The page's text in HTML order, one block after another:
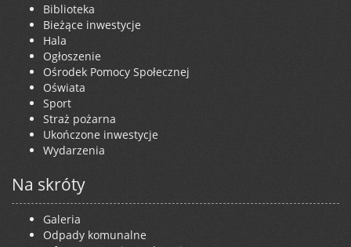
Biblioteka
Bieżące inwestycje
Hala
Ogłoszenie
Ośrodek Pomocy Społecznej
Oświata
Sport
Straż pożarna
Ukończone inwestycje
Wydarzenia
Na skróty
Galeria
Odpady komunalne